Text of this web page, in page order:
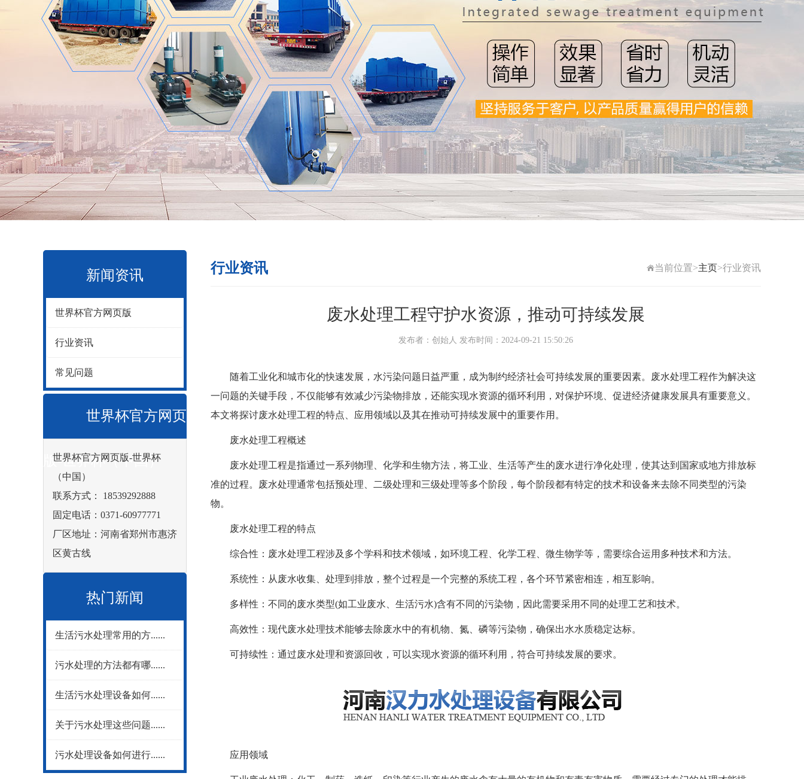
新闻资讯
世界杯官方网页版
行业资讯
常见问题
世界杯官方网页
版-世界杯（中国）
世界杯官方网页版-世界杯
（中国）
联系方式： 18539292888
固定电话：0371-60977771
厂区地址：河南省郑州市惠济
区黄古线
热门新闻
生活污水处理常用的方......
污水处理的方法都有哪......
生活污水处理设备如何......
关于污水处理这些问题......
污水处理设备如何进行......
行业资讯 当前位置>主页>行业资讯
废水处理工程守护水资源，推动可持续发展
发布者：创始人 发布时间：2024-09-21 15:50:26
随着工业化和城市化的快速发展，水污染问题日益严重，成为制约经济社会可持续发展的重要因素。 废水处理工程作为解决这
一问题的关键手段，不仅能够有效减少污染物排放，还能实现水资源的循环利用，对保护环境、促进经济健康发展具有重要意义。
本文将探讨废水处理工程的特点、应用领域以及其在推动可持续发展中的重要作用。
废水处理工程概述
废水处理工程是指通过一系列物理、化学和生物方法，将工业、生活等产生的废水进行净化处理，使其达到国家或地方排放标
准的过程。废水处理通常包括预处理、二级处理和三级处理等多个阶段，每个阶段都有特定的技术和设备来去除不同类型的污染
物。
废水处理工程的特点
综合性：废水处理工程涉及多个学科和技术领域，如环境工程、化学工程、微生物学等，需要综合运用多种技术和方法。
系统性：从废水收集、处理到排放，整个过程是一个完整的系统工程，各个环节紧密相连，相互影响。
多样性：不同的废水类型(如工业废水、生活污水)含有不同的污染物，因此需要采用不同的处理工艺和技术。
高效性：现代废水处理技术能够去除废水中的有机物、氮、磷等污染物，确保出水水质稳定达标。
可持续性：通过废水处理和资源回收，可以实现水资源的循环利用，符合可持续发展的要求。
应用领域